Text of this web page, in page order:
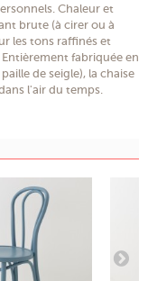
Chaleur et
brute (à cirer ou à
les tons raffinés et
fabriquée en
de seigle), la chaise
l'air du temps.